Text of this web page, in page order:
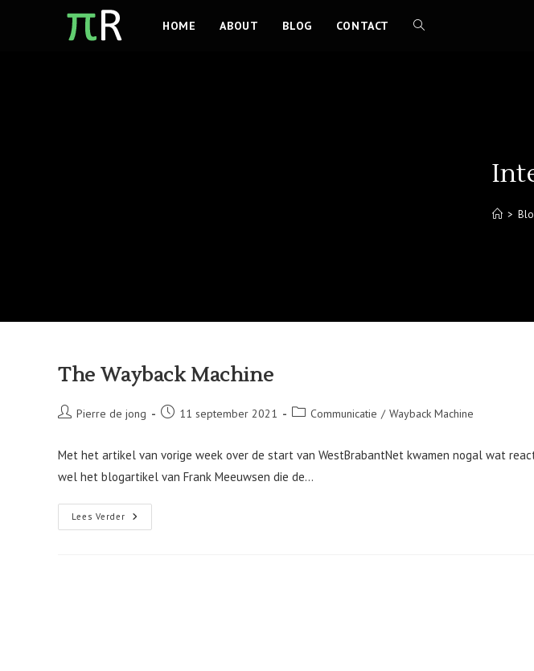
HOME ABOUT BLOG CONTACT TOGGLE
>
The Wayback Machine
BerichtPierre de jong
Bericht11 september 2021 Berichtcategorie:
Communicatie / Wayback Machine
Met het artikel van vorige week over de start van WestBrabantNet kwamen nogal wat
wel het blogartikel van Frank Meeuwsen die de…
Lees Verder The
Wayback